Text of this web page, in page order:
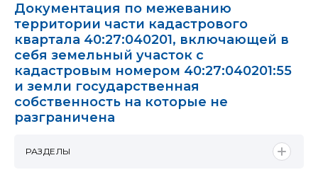
Документация по межеванию
территории части кадастрового
квартала 40:27:040201, включающей в
себя земельный участок с
кадастровым номером 40:27:040201:55
и земли государственная
собственность на которые не
разграничена
РАЗДЕЛЫ